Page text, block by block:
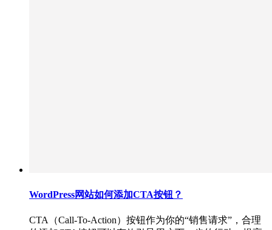
WordPress网站如何添加CTA按钮？
CTA（Call-To-Action）按钮作为你的“销售请求”，合理